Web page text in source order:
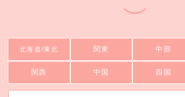
北海道/東北 関東 中部
関西 中国 四国